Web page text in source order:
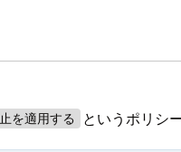
を適用する というポリシ